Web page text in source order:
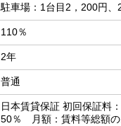
駐車場：1台目2，200円、
110％
2年
普通
日本賃貸保証 初回保証料
50％ 月額：賃料等総額の